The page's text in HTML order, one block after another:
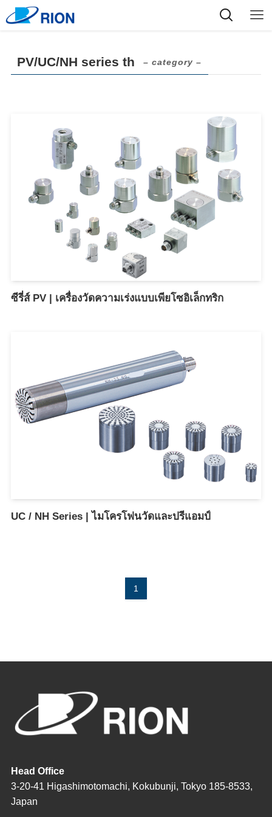
PV/UC/NH series th – category –
ซีรี่ส์ PV | เครื่องวัดความเร่งแบบเพียโซอิเล็กทริก
UC / NH Series | ไมโครโฟนวัดและปรีแอมป์
1
Head Office
3-20-41 Higashimotomachi, Kokubunji, Tokyo 185-8533,
Japan